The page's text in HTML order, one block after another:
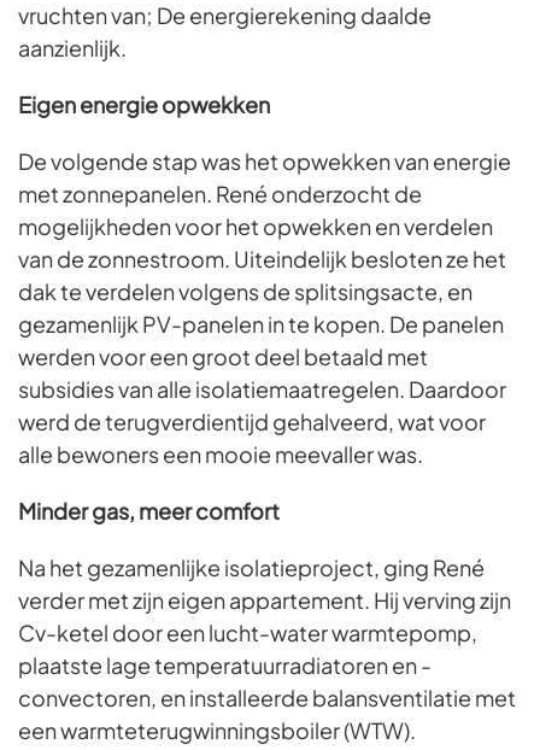
vruchten van; De energierekening daalde
aanzienlijk.
Eigen energie opwekken
De volgende stap was het opwekken van energie
met zonnepanelen. René onderzocht de
mogelijkheden voor het opwekken en verdelen
van de zonnestroom. Uiteindelijk besloten ze het
dak te verdelen volgens de splitsingsacte, en
gezamenlijk PV-panelen in te kopen. De panelen
werden voor een groot deel betaald met
subsidies van alle isolatiemaatregelen. Daardoor
werd de terugverdientijd gehalveerd, wat voor
alle bewoners een mooie meevaller was.
Minder gas, meer comfort
Na het gezamenlijke isolatieproject, ging René
verder met zijn eigen appartement. Hij verving zijn
Cv-ketel door een lucht-water warmtepomp,
plaatste lage temperatuurradiatoren en -
convectoren, en installeerde balansventilatie met
een warmteterugwinningsboiler (WTW).